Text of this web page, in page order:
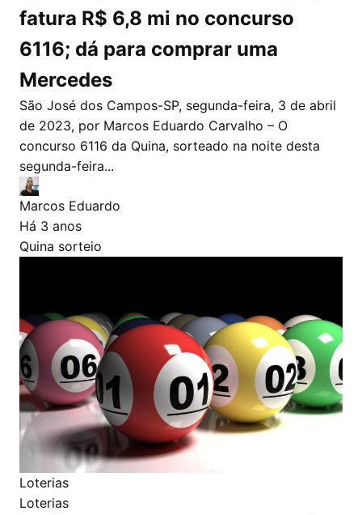
fatura R$ 6,8 mi no concurso
6116; dá para comprar uma
Mercedes
São José dos Campos-SP, segunda-feira, 3 de abril
de 2023, por Marcos Eduardo Carvalho – O
concurso 6116 da Quina, sorteado na noite desta
segunda-feira...
Marcos Eduardo
Há 3 anos
Quina sorteio
Loterias
Loterias